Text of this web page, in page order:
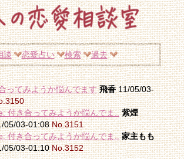
談 恋愛占い 検索 過去
ってみようか悩んでます 飛香11/05/03-
付き合ってみようか悩んでま.. 紫煙
05/03-01:08No.3151
付き合ってみようか悩んでま.. 家主もも
05/03-01:10No.3152